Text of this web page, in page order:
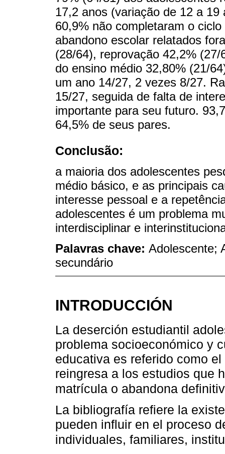
17,2 anos (variação de 12 a
60,9% não completaram o
abandono escolar relatados
(28/64), reprovação 42,2%
do ensino médio 32,80% (21/
um ano 14/27, 2 vezes 8/27.
15/27, seguida de falta de
importante para seu futuro.
64,5% de seus pares.
Conclusão:
a maioria dos adolescentes
médio básico, e as principais
interesse pessoal e a
adolescentes é um problema
interdisciplinar e
Palavras chave: Adolescente;
secundário
INTRODUCCIÓN
La deserción estudiantil
problema socioeconómico y
educativa es referido como
reingresa a los estudios que
matrícula o abandona
La bibliografía refiere la
pueden influir en el proceso
individuales, familiares,